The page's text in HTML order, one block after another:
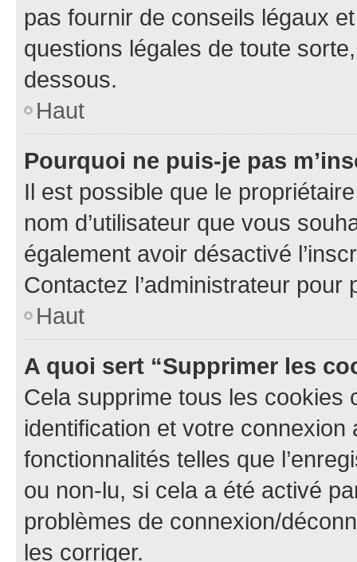
pas fournir de conseils légaux
questions légales de toute
dessous.
Haut
Pourquoi ne puis-je pas
Il est possible que le
nom d’utilisateur que vous
également avoir désactivé
Contactez l’administrateur
Haut
A quoi sert “Supprimer les
Cela supprime tous les cookies
identification et votre
fonctionnalités telles que
ou non-lu, si cela a été activé
problèmes de connexion/
les corriger.